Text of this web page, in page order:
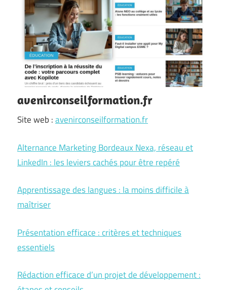
avenirconseilformation.fr
Site web :avenirconseilformation.fr
Alternance Marketing Bordeaux Nexa, réseau et
LinkedIn : les leviers cachés pour être repéré
Apprentissage des langues : la moins difficile à
maîtriser
Présentation efficace : critères et techniques
essentiels
Rédaction efficace d’un projet de développement :